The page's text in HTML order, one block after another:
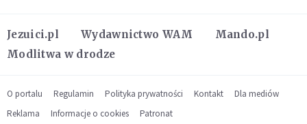
Jezuici.pl Wydawnictwo WAM
Mando.pl
Modlitwa w drodze
O portalu Regulamin Polityka prywatności Kontakt
Dla mediów
Reklama
Informacje o cookies Patronat